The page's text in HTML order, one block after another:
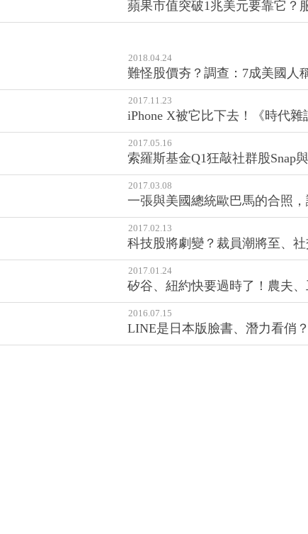
亞馬遜寵會員、增設3家實體書
2018.04.24
難怪股價夯？調查：7成美國人
2017.11.23
iPhone X被它比下去！《時代雜
2017.05.16
索羅斯基金Q1狂敲社群股Snap
2017.03.08
一張與美國總統歐巴馬的合照
2017.02.13
科技股將劇變？裁員潮將至、
2017.01.24
矽谷、紐約快要過時了！農夫
LINE是日本版臉書、潛力看俏